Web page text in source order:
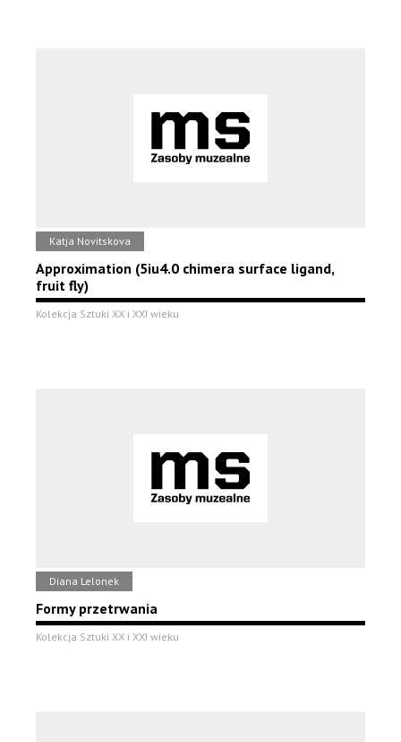
Katja Novitskova
Approximation (5iu4.0 chimera surface ligand,
fruit fly)
Kolekcja Sztuki XX i XXI wieku
Diana Lelonek
Formy przetrwania
Kolekcja Sztuki XX i XXI wieku